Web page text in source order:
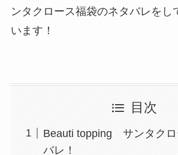
ンタクロース福袋のネタバレをし
います！
目次
Beauti topping サンタクロ
バレ！